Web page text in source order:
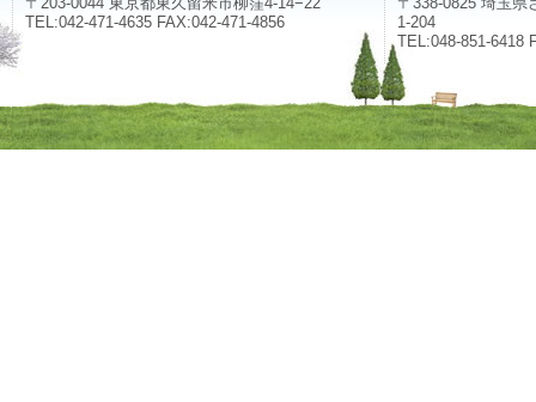
TEL:042-471-4635 FAX:042-471-4856
1-204
TEL:048-851-6418